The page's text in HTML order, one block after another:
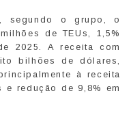
segundo o grupo, o
de TEUs, 1,5%
2025. A receita com
bilhões de dólares,
à receita
e redução de 9,8% em